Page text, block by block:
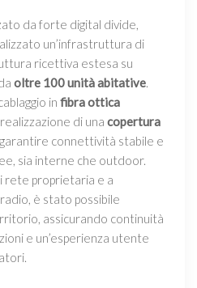
da forte digital divide,
un’infrastruttura di
ricettiva estesa su
oltre 100 unità abitative.
in fibra ottica
di una copertura
connettività stabile e
sia interne che outdoor.
rete proprietaria e a
è stato possibile
assicurando continuità
e un’esperienza utente